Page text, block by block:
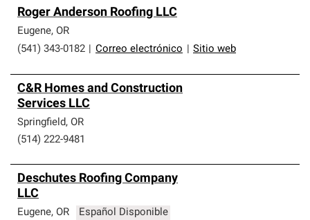
Roger Anderson Roofing LLC
Eugene, OR
(541) 343-0182
Correo electrónico Sitio web
C&R Homes and Construction
Services LLC
Springfield, OR
(514) 222-9481
Deschutes Roofing Company
LLC
Eugene, OR Español Disponible